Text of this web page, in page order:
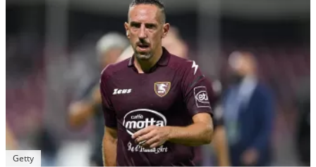
Getty